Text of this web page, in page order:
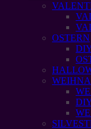
OSTERN